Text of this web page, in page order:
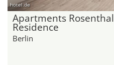
hotel.de
Apartments Rosenthal
Residence
Berlin